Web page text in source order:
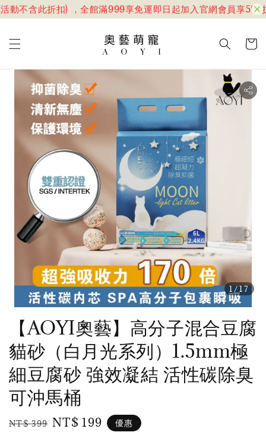
動不含此折扣) ，全館滿999享免運即日起加入官網會員享599
1 /17
【AOYI奧藝】高分子混合豆腐
貓砂（白月光系列）1.5mm極
細豆腐砂 強效凝結 活性碳除臭
可沖馬桶
Regular
NT$ 399 Sale
NT$ 199 優惠